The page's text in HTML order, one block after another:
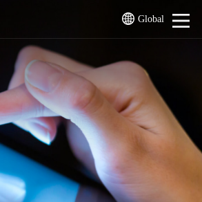
Global